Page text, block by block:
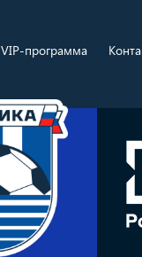
VIP-программа